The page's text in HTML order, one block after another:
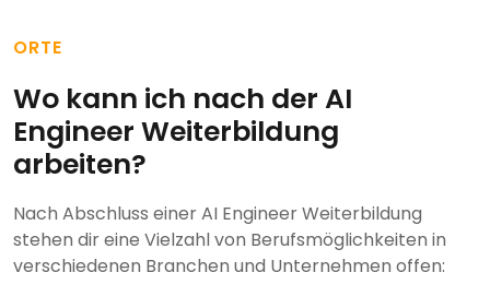
ORTE
Wo kann ich nach der AI
Engineer Weiterbildung
arbeiten?
Nach Abschluss einer AI Engineer Weiterbildung
stehen dir eine Vielzahl von Berufsmöglichkeiten in
verschiedenen Branchen und Unternehmen offen: